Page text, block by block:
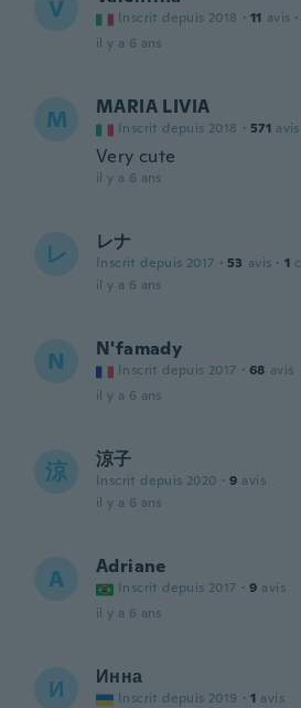
V Inscrit depuis 2018 · 11 avis ·
il y a 6 ans
M MARIA LIVIA
Inscrit depuis 2018 · 571 avis
Very cute
il y a 6 ans
レ レナ
Inscrit depuis 2017 · 53 avis · 1
il y a 6 ans
N N'famady
Inscrit depuis 2017 · 68 avis
il y a 6 ans
涼 涼子
Inscrit depuis 2020 · 9 avis
il y a 6 ans
A Adriane
Inscrit depuis 2017 · 9 avis
il y a 6 ans
И Инна
Inscrit depuis 2019 · 1 avis